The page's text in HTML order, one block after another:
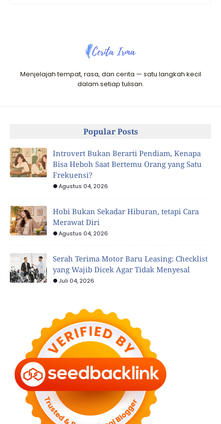
Menjelajah tempat, rasa, dan cerita — satu langkah kecil
dalam setiap tulisan.
Popular Posts
Introvert Bukan Berarti Pendiam, Kenapa
Bisa Heboh Saat Bertemu Orang yang Satu
Frekuensi?
Agustus 04, 2026
Hobi Bukan Sekadar Hiburan, tetapi Cara
Merawat Diri
Agustus 04, 2026
Serah Terima Motor Baru Leasing: Checklist
yang Wajib Dicek Agar Tidak Menyesal
Juli 04, 2026